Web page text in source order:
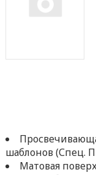
шаблонов (Спец.
Матовая